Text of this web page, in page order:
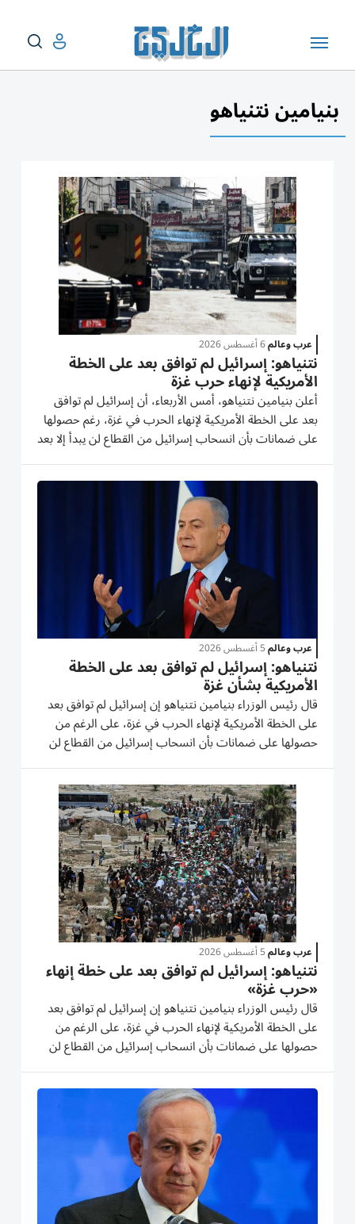
بنيامين نتنياهو
عرب وعالم6 أغسطس 2026
نتنياهو: إسرائيل لم توافق بعد على الخطة
الأمريكية لإنهاء حرب غزة
أعلن بنيامين نتنياهو، أمس الأربعاء، أن إسرائيل لم توافق
بعد على الخطة الأمريكية لإنهاء الحرب في غزة، رغم حصولها
على ضمانات بأن انسحاب إسرائيل من القطاع لن يبدأ إلا بعد
نزع سلاح «حماس» بالكامل، فيما بدأ الجيش الإسرائيلي
تنفيذ عملية عسكرية واسعة في مخيم قلنديا وكفر عقب،
عرب وعالم5 أغسطس 2026
نتنياهو: إسرائيل لم توافق بعد على الخطة
الأمريكية بشأن غزة
قال رئيس الوزراء بنيامين نتنياهو إن إسرائيل لم توافق بعد
على الخطة الأمريكية لإنهاء الحرب في غزة، على الرغم من
حصولها على ضمانات بأن انسحاب إسرائيل من القطاع لن
يبدأ إلا بعد نزع سلاح حماس بالكامل. أما حماس فكررت
الأربعاء أنها وافقت على خريطة الطريق التي أعلنها الرئيس...
عرب وعالم5 أغسطس 2026
نتنياهو: إسرائيل لم توافق بعد على خطة إنهاء
«حرب غزة»
قال رئيس الوزراء بنيامين نتنياهو إن إسرائيل لم توافق بعد
على الخطة الأمريكية لإنهاء الحرب في غزة، على الرغم من
حصولها على ضمانات بأن انسحاب إسرائيل من القطاع لن
يبدأ إلا بعد نزع سلاح حركة حماس بالكامل. وكانت الحركة
الفلسطينية أعلنت، الجمعة، موافقتها على تسليم سلاحها